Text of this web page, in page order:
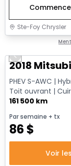
Ste-Foy Chrysler
slide
Limited
Très bonne offre
Previous slide
2018
PHEV S-AWC |
Toit ouvrant |
161 500 km
Par semaine + tx
86 $
Voir